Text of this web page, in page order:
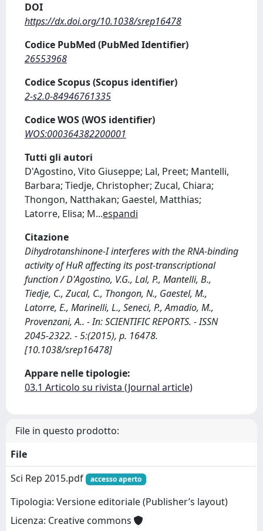
DOI
https://dx.doi.org/10.1038/srep16478
Codice PubMed (PubMed Identifier)
26553968
Codice Scopus (Scopus identifier)
2-s2.0-84946761335
Codice WOS (WOS identifier)
WOS:000364382200001
Tutti gli autori
D'Agostino, Vito Giuseppe; Lal, Preet; Mantelli,
Barbara; Tiedje, Christopher; Zucal, Chiara;
Thongon, Natthakan; Gaestel, Matthias;
Latorre, Elisa; M...espandi
Citazione
Dihydrotanshinone-I interferes with the RNA-binding
activity of HuR affecting its post-transcriptional
function / D'Agostino, V.G., Lal, P., Mantelli, B.,
Tiedje, C., Zucal, C., Thongon, N., Gaestel, M.,
Latorre, E., Marinelli, L., Seneci, P., Amadio, M.,
Provenzani, A.. - In: SCIENTIFIC REPORTS. - ISSN
2045-2322. - 5:(2015), p. 16478.
[10.1038/srep16478]
Appare nelle tipologie:
03.1 Articolo su rivista (Journal article)
File in questo prodotto:
File
Sci Rep 2015.pdf
accesso aperto
Tipologia: Versione editoriale (Publisher’s layout)
Licenza: Creative commons